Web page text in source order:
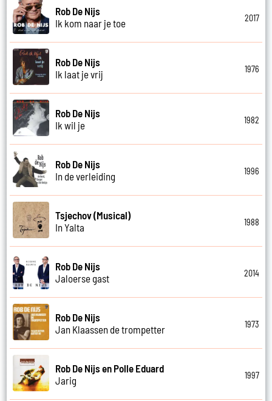
Rob De Nijs
Ik kom naar je toe
2017
Rob De Nijs
Ik laat je vrij
1976
Rob De Nijs
Ik wil je
1982
Rob De Nijs
In de verleiding
1996
Tsjechov (Musical)
In Yalta
1988
Rob De Nijs
Jaloerse gast
2014
Rob De Nijs
Jan Klaassen de trompetter
1973
Rob De Nijs en Polle Eduard
Jarig
1997